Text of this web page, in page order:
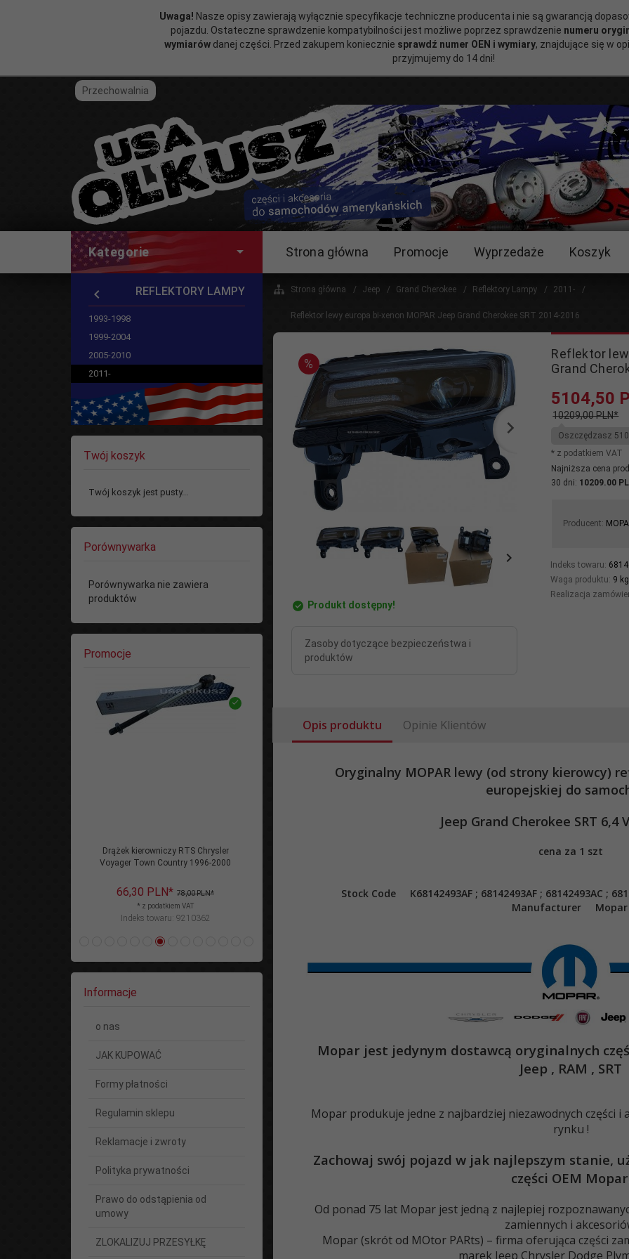
Uwaga! Nasze opisy zawierają wyłącznie specyfikacje techniczne producenta i nie są gwarancją
pojazdu. Ostateczne sprawdzenie kompatybilności jest możliwe poprzez sprawdzenie numeru
wymiarów danej części. Przed zakupem koniecznie sprawdź numer OEN i wymiary, znajdujące się w
przyjmujemy do 14 dni!
Przechowalnia
Kategorie Strona główna Promocje Wyprzedaże Koszyk
REFLEKTORY LAMPY
1993-1998
1999-2004
2005-2010
2011-
Twój koszyk
Twój koszyk jest pusty...
Porównywarka
Porównywarka nie zawiera
produktów
Promocje
Drążek kierowniczy RTS Dodge Caravan
1996-2000
66,30 PLN* 78,00 PLN*
* z podatkiem VAT
Indeks towaru: 9210362
PLN*
78,00 PLN*
Filtr + olej MaxPro 10W30 MOPAR
292,02 PLN* 338,00 PLN*
* z podatkiem VAT
Informacje
o nas
JAK KUPOWAĆ
Formy płatności
Regulamin sklepu
Reklamacje i zwroty
Polityka prywatności
Prawo do odstąpienia od
umowy
ZLOKALIZUJ PRZESYŁKĘ
Strona główna Jeep Grand Cherokee Reflektory Lampy 2011-
Reflektor lewy europa bi-xenon MOPAR Jeep Grand Cherokee SRT 2014-2016
%
Produkt dostępny!
Zasoby dotyczące bezpieczeństwa i
produktów
Reflektor
Grand
5104,50
10209,00 PLN*
Oszczędzasz
* z podatkiem VAT
Najniższa cena
30 dni: 10209.00
Producent:
Indeks towaru:
Waga produktu: 9 kg
Realizacja
Opis produktu Opinie Klientów
Oryginalny MOPAR lewy (od strony kierowcy)
europejskiej do
Jeep Grand Cherokee SRT 6,4
cena za 1 szt
Stock Code K68142493AF ; 68142493AF ; 68142493AC ;
Manufacturer Mopar
Mopar jest jedynym dostawcą oryginalnych
Jeep , RAM , SRT
Mopar produkuje jedne z najbardziej niezawodnych części
rynku !
Zachowaj swój pojazd w jak najlepszym stanie,
części OEM
Od ponad 75 lat Mopar jest jedną z najlepiej
zamiennych i
Mopar (skrót od MOtor PARts) – firma oferująca części
marek Jeep Chrysler Dodge